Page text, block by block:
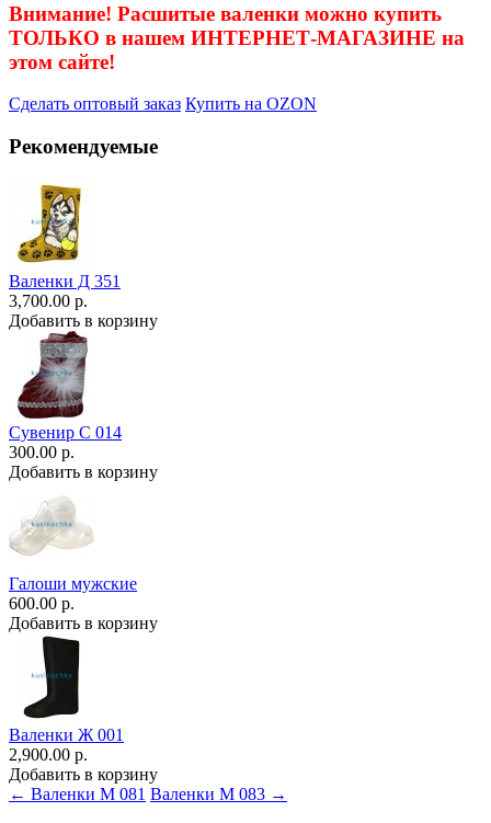
Внимание! Расшитые валенки можно купить
ТОЛЬКО в нашем ИНТЕРНЕТ-МАГАЗИНЕ на
этом сайте!
Сделать оптовый заказ Купить на OZON
Рекомендуемые
Валенки Д 351
3,700.00 р.
Добавить в корзину
Сувенир С 014
300.00 р.
Добавить в корзину
Галоши мужские
600.00 р.
Добавить в корзину
Валенки Ж 001
2,900.00 р.
Добавить в корзину
← Валенки М 081 Валенки М 083 →